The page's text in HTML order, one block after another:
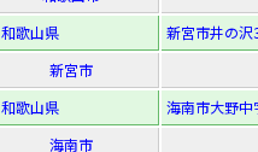
和歌山県
新宮市井の沢
新宮市
和歌山県
海南市大野
海南市